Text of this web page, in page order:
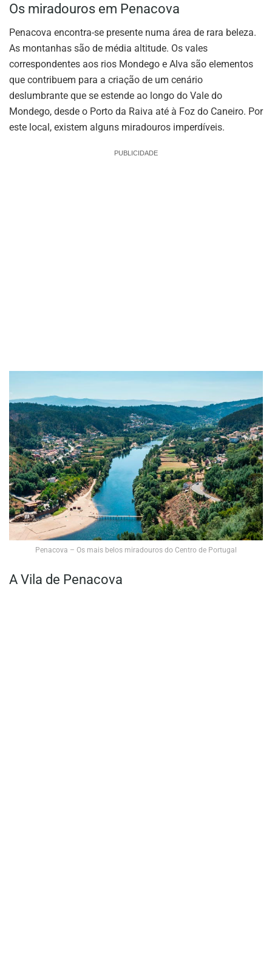
Os miradouros em Penacova
Penacova encontra-se presente numa área de rara beleza.
As montanhas são de média altitude. Os vales
correspondentes aos rios Mondego e Alva são elementos
que contribuem para a criação de um cenário
deslumbrante que se estende ao longo do Vale do
Mondego, desde o Porto da Raiva até à Foz do Caneiro. Por
este local, existem alguns miradouros imperdíveis.
PUBLICIDADE
Penacova – Os mais belos miradouros do Centro de Portugal
A Vila de Penacova